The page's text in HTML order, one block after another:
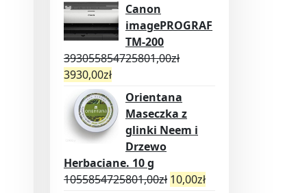
Canon
imagePROGRAF
TM-200
393055854725801,00zł
3930,00zł
Orientana
Maseczka z
glinki Neem i
Drzewo
Herbaciane. 10 g
1055854725801,00zł 10,00zł